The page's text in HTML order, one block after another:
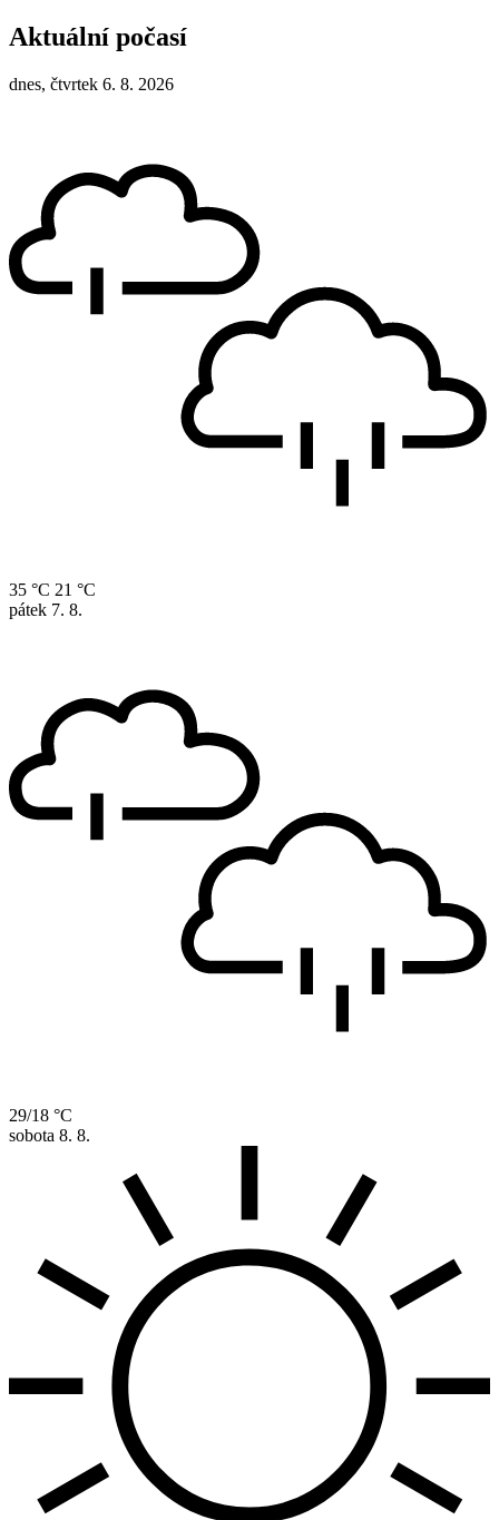
Aktuální počasí
dnes, čtvrtek 6. 8. 2026
35 °C 21 °C
pátek 7. 8.
29/18 °C
sobota 8. 8.